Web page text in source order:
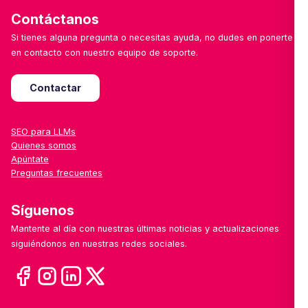
Contáctanos
Si tienes alguna pregunta o necesitas ayuda, no dudes en ponerte
en contacto con nuestro equipo de soporte.
Contactar
SEO para LLMs
Quienes somos
Apúntate
Preguntas frecuentes
Síguenos
Mantente al día con nuestras últimas noticias y actualizaciones
siguiéndonos en nuestras redes sociales.